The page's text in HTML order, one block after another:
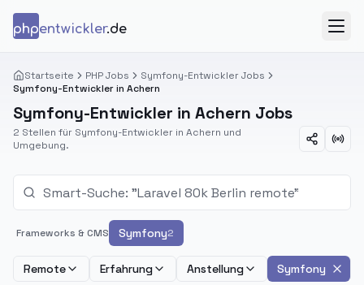
phpentwickler.de
Startseite PHP Jobs
Symfony-Entwickler Jobs
Symfony-Entwickler in Achern
Symfony-Entwickler in Achern Jobs
2 Stellen für Symfony-Entwickler in Achern und
Umgebung.
Frameworks & CMS Symfony2
Remote Erfahrung Anstellung Symfony